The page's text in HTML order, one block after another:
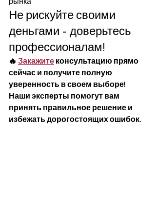
рынка
Не рискуйте своими
деньгами - доверьтесь
профессионалам!
🔥 Закажите консультацию прямо
сейчас и получите полную
уверенность в своем выборе!
Наши эксперты помогут вам
принять правильное решение и
избежать дорогостоящих ошибок.